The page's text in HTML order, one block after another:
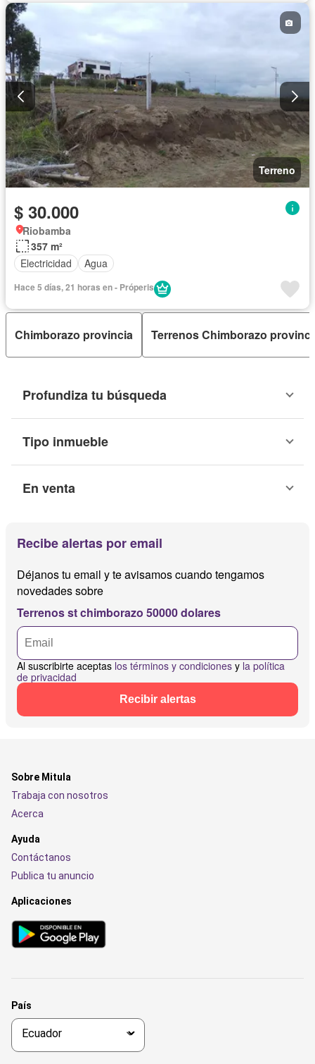
Terreno
$ 30.000
Riobamba
357 m²
Electricidad
Agua
Hace 5 días, 21 horas en - Próperis
Chimborazo provincia Terrenos Chimborazo
Profundiza tu búsqueda
Tipo inmueble
En venta
Recibe alertas por email
Déjanos tu email y te avisamos cuando tengamos
novedades sobre
Terrenos st chimborazo 50000 dolares
Al suscribirte aceptas los términos y condiciones y la política
de privacidad
Recibir alertas
Sobre Mitula
Trabaja con nosotros
Acerca
Ayuda
Contáctanos
Publica tu anuncio
Aplicaciones
País